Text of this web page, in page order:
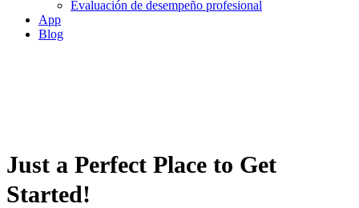
Evaluación de desempeño profesional
App
Blog
Just a Perfect Place to Get
Started!